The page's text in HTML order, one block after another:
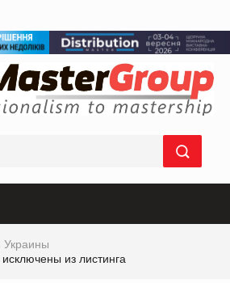
Украины
из листинга